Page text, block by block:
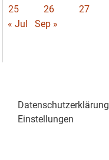
25
26 27
« Jul
Sep »
Datenschutzerklärung
Einstellungen